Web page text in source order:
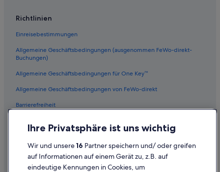
Richtlinien
Einreisebestimmungen
Allgemeine Geschäftsbedingungen (ausgenommen FeWo-direkt-
Buchungen)
Allgemeine Geschäftsbedingungen für One Key™
Allgemeine Geschäftsbedingungen von FeWo-direkt
Barrierefreiheit
Inhaltsrichtlinien und Melden von Inhalten
Ihre Privatsphäre ist uns wichtig
Wir und unsere16 Partner speichern und/ oder greifen
auf Informationen auf einem Gerät zu, z.B. auf
eindeutige Kennungen in Cookies, um